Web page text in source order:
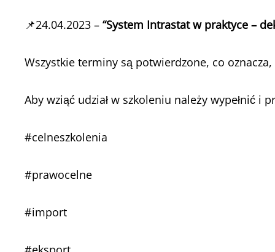
📌24.04.2023 – “System Intrastat w praktyce –
Wszystkie terminy są potwierdzone, co
Aby wziąć udział w szkoleniu należy wypełnić i
#celneszkolenia
#prawocelne
#import